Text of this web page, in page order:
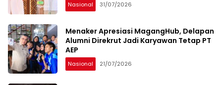
Nasional 31/07/2026
Menaker Apresiasi MagangHub, Delapan
Alumni Direkrut Jadi Karyawan Tetap PT
AEP
Nasional 21/07/2026